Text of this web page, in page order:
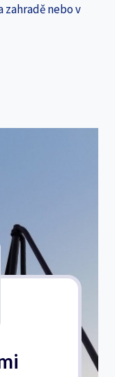
zahradě nebo v